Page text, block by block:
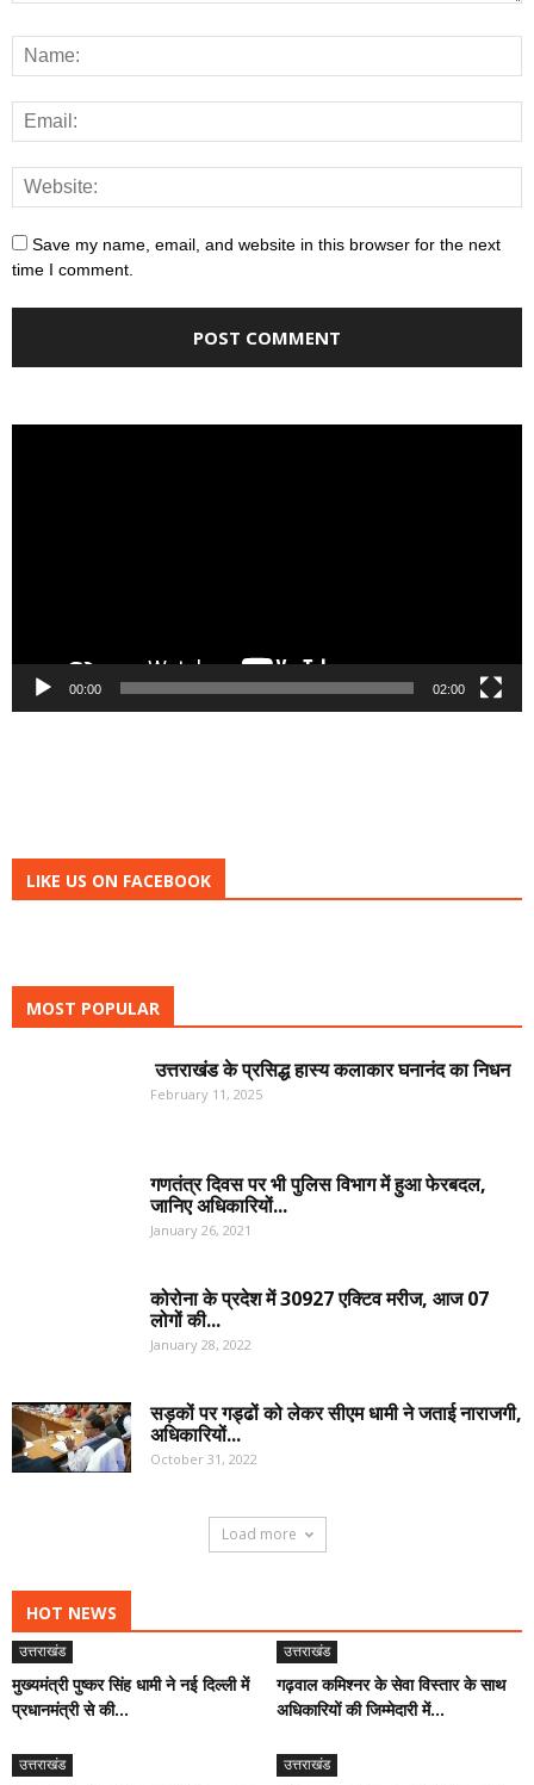
Save my name, email, and website in this browser for the next
time I comment.
00:00 02:00
LIKE US ON FACEBOOK
MOST POPULAR
उत्तराखंड के प्रसिद्ध हास्य कलाकार घनानंद का निधन
February 11, 2025
गणतंत्र दिवस पर भी पुलिस विभाग में हुआ फेरबदल,
जानिए अधिकारियों...
January 26, 2021
कोरोना के प्रदेश में 30927 एक्टिव मरीज, आज 07
लोगों की...
January 28, 2022
सड़कों पर गड्ढों को लेकर सीएम धामी ने जताई नाराजगी,
अधिकारियों...
October 31, 2022
Load more
HOT NEWS
उत्तराखंड
मुख्यमंत्री पुष्कर सिंह धामी ने नई दिल्ली में
प्रधानमंत्री से की...
उत्तराखंड
गढ़वाल कमिश्नर के सेवा विस्तार के साथ
अधिकारियों की जिम्मेदारी में...
उत्तराखंड उत्तराखंड